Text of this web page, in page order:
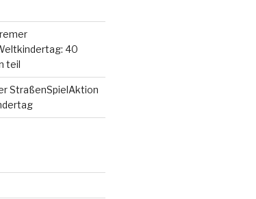
40
teil
StraßenSpielAktion